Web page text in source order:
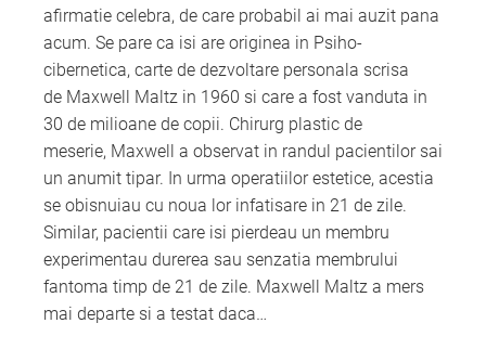
afirmatie celebra, de care probabil ai mai auzit pana
acum. Se pare ca isi are originea in Psiho-
cibernetica, carte de dezvoltare personala scrisa
de Maxwell Maltz in 1960 si care a fost vanduta in
30 de milioane de copii. Chirurg plastic de
meserie, Maxwell a observat in randul pacientilor sai
un anumit tipar. In urma operatiilor estetice, acestia
se obisnuiau cu noua lor infatisare in 21 de zile.
Similar, pacientii care isi pierdeau un membru
experimentau durerea sau senzatia membrului
fantoma timp de 21 de zile. Maxwell Maltz a mers
mai departe si a testat daca…